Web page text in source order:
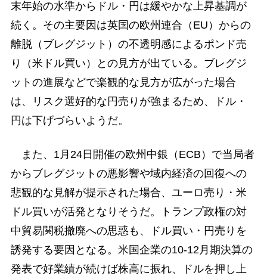
末年始の水準からドル・円は緩やかな上昇基調が
続く。その主要因は英国の欧州連合（EU）からの
離脱（ブレグジット）の不透明感によるポンド売
り（米ドル買い）との見方が出ている。ブレグジ
ットの進展などで楽観的な見方が広がった場合
は、リスク選好的な円売りが強まるため、ドル・
円は下げづらいようだ。
また、1月24日開催の欧州中銀（ECB）で当局者
からブレグジットの悪影響や域内経済の回復への
悲観的な見解が提示された場合、ユーロ売り・米
ドル買いが活発となりそうだ。トランプ政権の対
中貿易関税撤廃への思惑も、ドル買い・円売りを
誘発する要因となる。米国企業の10-12月期決算の
発表で好業績が続けば株高に振れ、ドルを押し上